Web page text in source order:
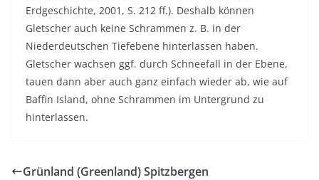
Erdgeschichte, 2001, S. 212 ff.). Deshalb können
Gletscher auch keine Schrammen z. B. in der
Niederdeutschen Tiefebene hinterlassen haben.
Gletscher wachsen ggf. durch Schneefall in der Ebene,
tauen dann aber auch ganz einfach wieder ab, wie auf
Baffin Island, ohne Schrammen im Untergrund zu
hinterlassen.
Grünland (Greenland) Spitzbergen